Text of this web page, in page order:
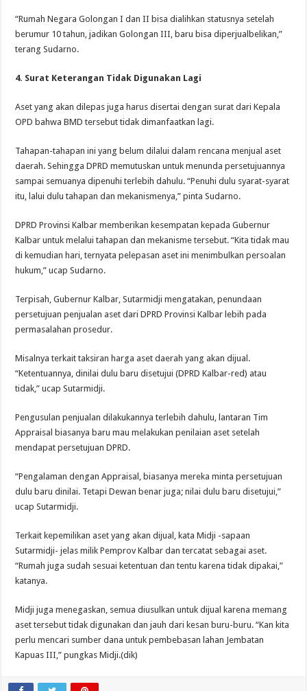
“Rumah Negara Golongan I dan II bisa dialihkan statusnya setelah
berumur 10 tahun, jadikan Golongan III, baru bisa diperjualbelikan,”
terang Sudarno.
4. Surat Keterangan Tidak Digunakan Lagi
Aset yang akan dilepas juga harus disertai dengan surat dari Kepala
OPD bahwa BMD tersebut tidak dimanfaatkan lagi.
Tahapan-tahapan ini yang belum dilalui dalam rencana menjual aset
daerah. Sehingga DPRD memutuskan untuk menunda persetujuannya
sampai semuanya dipenuhi terlebih dahulu. “Penuhi dulu syarat-syarat
itu, lalui dulu tahapan dan mekanismenya,” pinta Sudarno.
DPRD Provinsi Kalbar memberikan kesempatan kepada Gubernur
Kalbar untuk melalui tahapan dan mekanisme tersebut. “Kita tidak mau
di kemudian hari, ternyata pelepasan aset ini menimbulkan persoalan
hukum,” ucap Sudarno.
Terpisah, Gubernur Kalbar, Sutarmidji mengatakan, penundaan
persetujuan penjualan aset dari DPRD Provinsi Kalbar lebih pada
permasalahan prosedur.
Misalnya terkait taksiran harga aset daerah yang akan dijual.
“Ketentuannya, dinilai dulu baru disetujui (DPRD Kalbar-red) atau
tidak,” ucap Sutarmidji.
Pengusulan penjualan dilakukannya terlebih dahulu, lantaran Tim
Appraisal biasanya baru mau melakukan penilaian aset setelah
mendapat persetujuan DPRD.
“Pengalaman dengan Appraisal, biasanya mereka minta persetujuan
dulu baru dinilai. Tetapi Dewan benar juga; nilai dulu baru disetujui,”
ucap Sutarmidji.
Terkait kepemilikan aset yang akan dijual, kata Midji -sapaan
Sutarmidji- jelas milik Pemprov Kalbar dan tercatat sebagai aset.
“Rumah juga sudah sesuai ketentuan dan tentu karena tidak dipakai,”
katanya.
Midji juga menegaskan, semua diusulkan untuk dijual karena memang
aset tersebut tidak digunakan dan jauh dari kesan buru-buru. “Kan kita
perlu mencari sumber dana untuk pembebasan lahan Jembatan
Kapuas III,” pungkas Midji.(dik)